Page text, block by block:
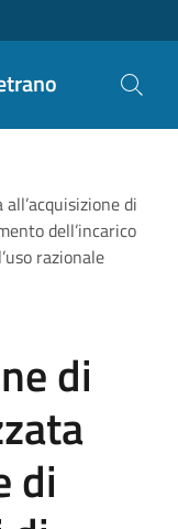
di
dell’incarico
razionale
di
di